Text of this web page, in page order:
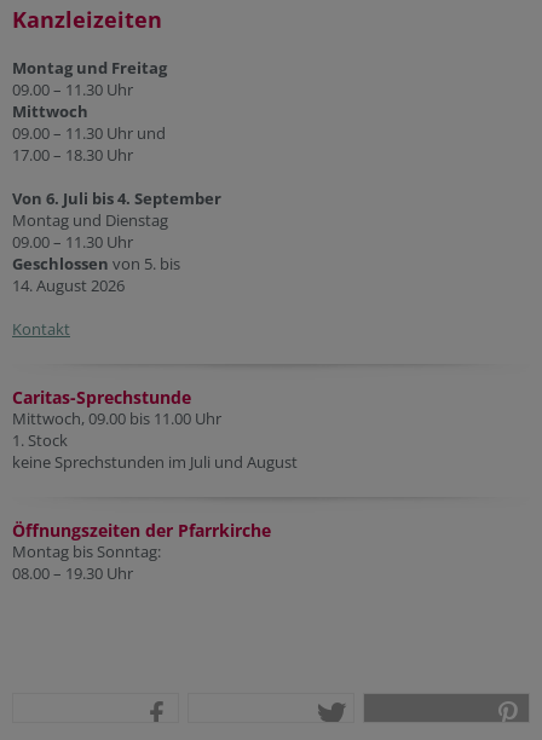
Kanzleizeiten
Montag und Freitag
09.00 – 11.30 Uhr
Mittwoch
09.00 – 11.30 Uhr und
17.00 – 18.30 Uhr
Von 6. Juli bis 4. September
Montag und Dienstag
09.00 – 11.30 Uhr
Geschlossen von 5. bis
14. August 2026
Kontakt
Caritas-Sprechstunde
Mittwoch, 09.00 bis 11.00 Uhr
1. Stock
keine Sprechstunden im Juli und August
Öffnungszeiten der Pfarrkirche
Montag bis Sonntag:
08.00 – 19.30 Uhr